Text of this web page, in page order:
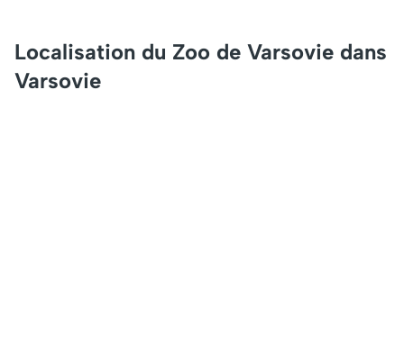
Localisation du Zoo de Varsovie dans
Varsovie